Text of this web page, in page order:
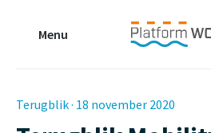
Menu
Terugblik · 18 november 2020